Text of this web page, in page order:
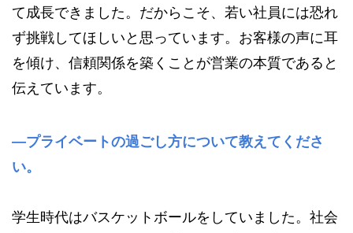
て成長できました。だからこそ、若い社員には恐れ
ず挑戦してほしいと思っています。お客様の声に耳
を傾け、信頼関係を築くことが営業の本質であると
伝えています。
—プライベートの過ごし方について教えてくださ
い。
学生時代はバスケットボールをしていました。社会